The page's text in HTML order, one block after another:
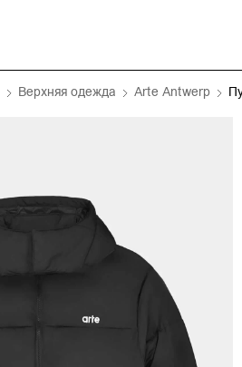
Верхняя одежда Arte Antwerp